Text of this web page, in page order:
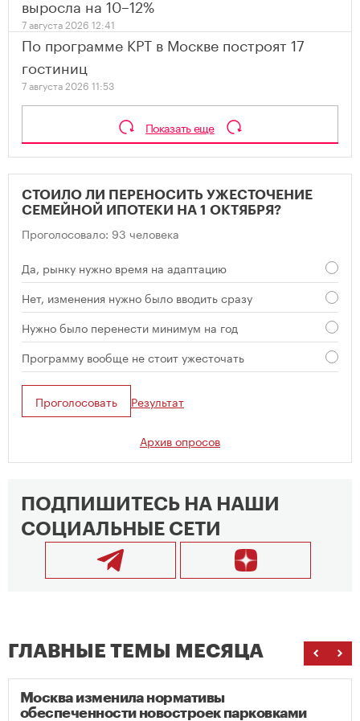
выросла на 10–12%
7 августа 2026 12:41
По программе КРТ в Москве построят 17
гостиниц
7 августа 2026 11:53
Показать еще
СТОИЛО ЛИ ПЕРЕНОСИТЬ УЖЕСТОЧЕНИЕ
СЕМЕЙНОЙ ИПОТЕКИ НА 1 ОКТЯБРЯ?
Проголосовало: 93 человека
Да, рынку нужно время на адаптацию
Нет, изменения нужно было вводить сразу
Нужно было перенести минимум на год
Программу вообще не стоит ужесточать
Проголосовать Результат
Архив опросов
ПОДПИШИТЕСЬ НА НАШИ
СОЦИАЛЬНЫЕ СЕТИ
ГЛАВНЫЕ ТЕМЫ МЕСЯЦА
Москва изменила нормативы
обеспеченности новостроек парковками